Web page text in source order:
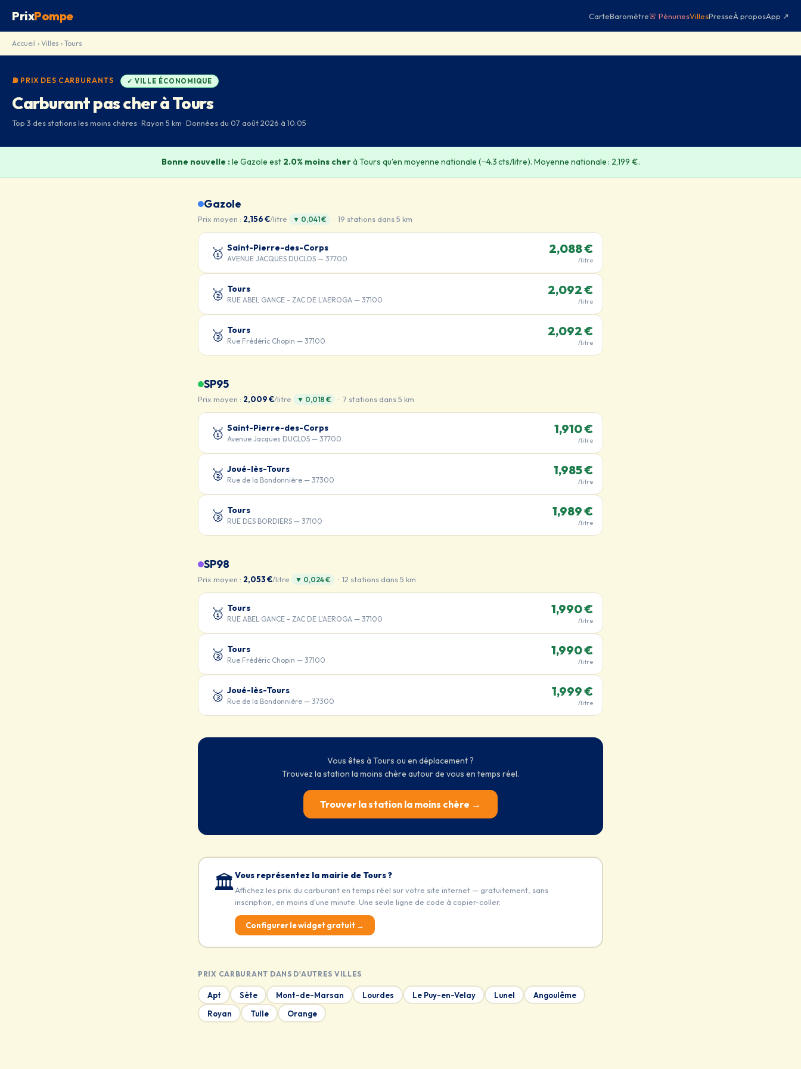
PrixPompe CarteBaromètre🚨 PénuriesVillesPresseÀ proposApp ↗
Accueil › Villes › Tours
⛽ PRIX DES CARBURANTS ✓ VILLE ÉCONOMIQUE
Carburant pas cher à Tours
Top 3 des stations les moins chères · Rayon 5 km · Données du 07 août 2026 à 10:05
Bonne nouvelle :le Gazole est 2.0% moins cherà Tours qu'en moyenne nationale (−4.3 cts/litre). Moyenne nationale : 2,199 €.
Gazole
Prix moyen : 2,156 €/litre ▼ 0,041 € · 19 stations dans 5 km
🥇 Saint-Pierre-des-Corps
AVENUE JACQUES DUCLOS — 37700
2,088 €
/litre
🥈 Tours
RUE ABEL GANCE - ZAC DE L'AEROGA — 37100
2,092 €
/litre
🥉 Tours
Rue Frédéric Chopin — 37100
2,092 €
/litre
SP95
Prix moyen : 2,009 €/litre ▼ 0,018 € · 7 stations dans 5 km
🥇 Saint-Pierre-des-Corps
Avenue Jacques DUCLOS — 37700
1,910 €
/litre
🥈 Joué-lès-Tours
Rue de la Bondonnière — 37300
1,985 €
/litre
🥉 Tours
RUE DES BORDIERS — 37100
1,989 €
/litre
SP98
Prix moyen : 2,053 €/litre ▼ 0,024 € · 12 stations dans 5 km
🥇 Tours
RUE ABEL GANCE - ZAC DE L'AEROGA — 37100
1,990 €
/litre
🥈 Tours
Rue Frédéric Chopin — 37100
1,990 €
/litre
🥉 Joué-lès-Tours
Rue de la Bondonnière — 37300
1,999 €
/litre
Vous êtes à Tours ou en déplacement ?
Trouvez la station la moins chère autour de vous en temps réel.
Trouver la station la moins chère →
🏛️Vous représentez la mairie de Tours ?
Affichez les prix du carburant en temps réel sur votre site internet — gratuitement, sans
inscription, en moins d'une minute. Une seule ligne de code à copier-coller.
Configurer le widget gratuit →
PRIX CARBURANT DANS D'AUTRES VILLES
Apt Sète Mont-de-Marsan Lourdes Le Puy-en-Velay Lunel
Angoulême
Royan
Tulle Orange